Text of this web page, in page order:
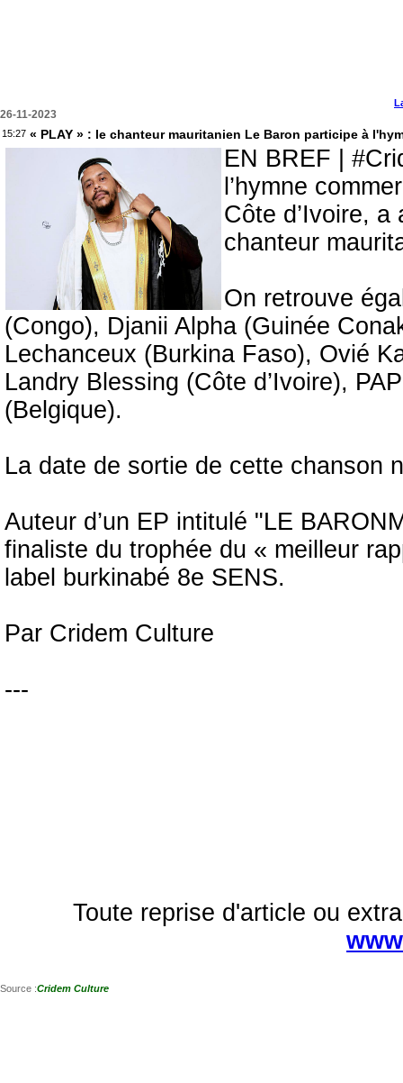
26-11-2023
15:27 « PLAY » : le chanteur mauritanien Le Baron participe à
EN BREF |
l’hymne
Côte d’Ivoire,
chanteur
On retrouve
(Congo), Djanii Alpha (Guinée
Lechanceux (Burkina Faso), Ovié
Landry Blessing (Côte d’Ivoire),
(Belgique).
La date de sortie de cette chanson
Auteur d’un EP intitulé "LE
finaliste du trophée du « meilleur
label burkinabé 8e SENS.
Par Cridem Culture
---
Toute reprise d'article ou
Source :Cridem Culture